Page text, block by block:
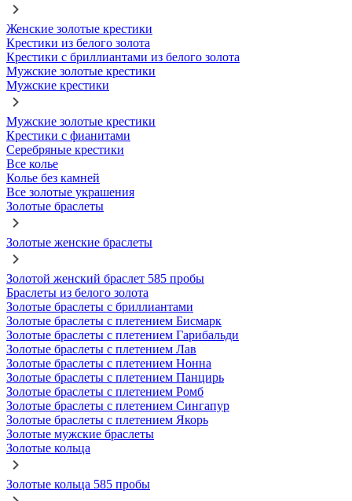
Женские золотые крестики
Крестики из белого золота
Крестики с бриллиантами из белого золота
Мужские золотые крестики
Мужские крестики
Мужские золотые крестики
Крестики с фианитами
Серебряные крестики
Все колье
Колье без камней
Все золотые украшения
Золотые браслеты
Золотые женские браслеты
Золотой женский браслет 585 пробы
Браслеты из белого золота
Золотые браслеты с бриллиантами
Золотые браслеты с плетением Бисмарк
Золотые браслеты с плетением Гарибальди
Золотые браслеты с плетением Лав
Золотые браслеты с плетением Нонна
Золотые браслеты с плетением Панцирь
Золотые браслеты с плетением Ромб
Золотые браслеты с плетением Сингапур
Золотые браслеты с плетением Якорь
Золотые мужские браслеты
Золотые кольца
Золотые кольца 585 пробы